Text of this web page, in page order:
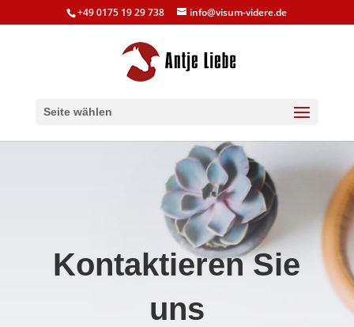
+49 0175 19 29 738 info@visum-videre.de
Seite wählen
Kontaktieren Sie
uns